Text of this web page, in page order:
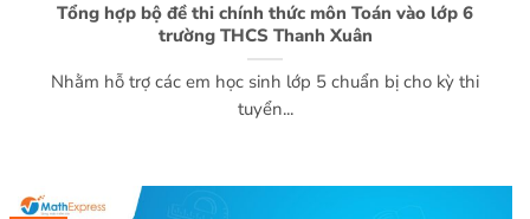
Tổng hợp bộ đề thi chính thức môn Toán vào lớp 6
trường THCS Thanh Xuân
Nhằm hỗ trợ các em học sinh lớp 5 chuẩn bị cho kỳ thi
tuyển...